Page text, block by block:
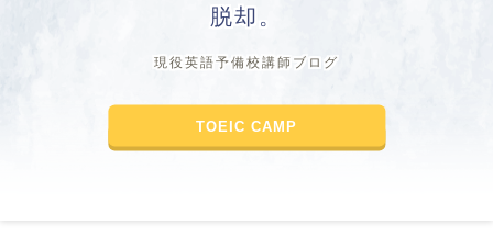
脱却。
現役英語予備校講師ブログ
TOEIC CAMP